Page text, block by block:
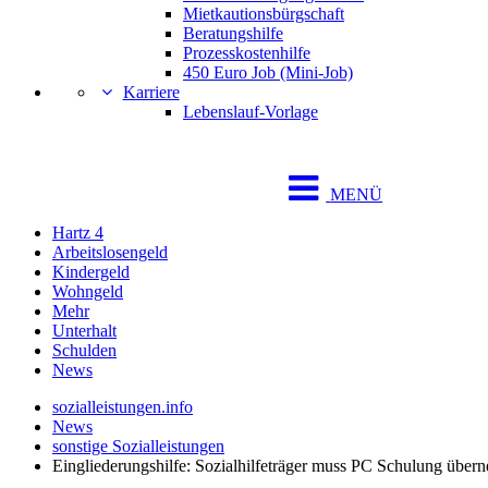
Mietkautionsbürgschaft
Beratungshilfe
Prozesskostenhilfe
450 Euro Job (Mini-Job)
Karriere
Lebenslauf-Vorlage
MENÜ
Hartz 4
Arbeitslosengeld
Kindergeld
Wohngeld
Mehr
Unterhalt
Schulden
News
sozialleistungen.info
News
sonstige Sozialleistungen
Eingliederungshilfe: Sozialhilfeträger muss PC Schulung